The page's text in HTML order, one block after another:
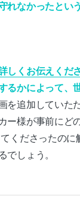
れなかったとい
しくお伝えくださ
るかによって、
を追加していた
ー様が事前にど
てくださったの
でしょう。